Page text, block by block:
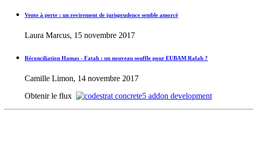
Vente à perte : un revirement de jurisprudence semble amorcé
Laura Marcus, 15 novembre 2017
Réconciliation Hamas - Fatah : un nouveau souffle pour EUBAM Rafah ?
Camille Limon, 14 novembre 2017
Obtenir le flux